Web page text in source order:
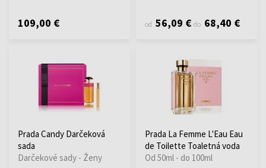
109,00 € od 56,09 € do 68,40 €
Prada Candy Darčeková
sada
Darčekové sady - Ženy
Prada La Femme L'Eau Eau
de Toilette Toaletná voda
Od 50ml - do 100ml